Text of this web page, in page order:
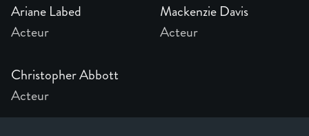
Ariane Labed
Acteur
Mackenzie Davis
Acteur
Christopher Abbott
Acteur